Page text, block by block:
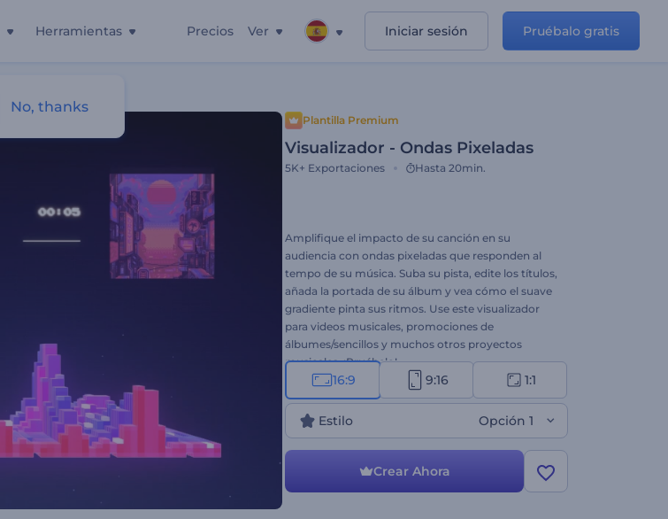
Herramientas Precios Ver Iniciar sesión Pruébalo gratis
Plantilla Premium
Visualizador - Ondas Pixeladas
5K+ Exportaciones Hasta 20min.
Amplifique el impacto de su canción en su
audiencia con ondas pixeladas que responden al
tempo de su música. Suba su pista, edite los títulos,
añada la portada de su álbum y vea cómo el suave
gradiente pinta sus ritmos. Use este visualizador
para videos musicales, promociones de
álbumes/sencillos y muchos otros proyectos
musicales. ¡Pruébelo!
16:9 9:16 1:1
Estilo Opción 1
Crear Ahora
No, thanks